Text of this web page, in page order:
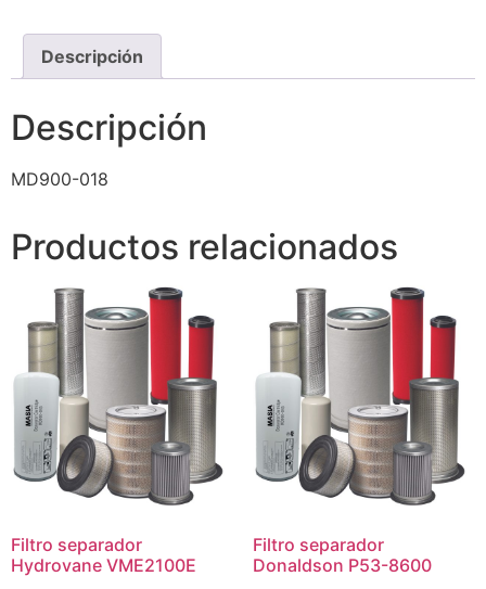
Descripción
Descripción
MD900-018
Productos relacionados
Filtro separador
Hydrovane VME2100E
Filtro separador
Donaldson P53-8600